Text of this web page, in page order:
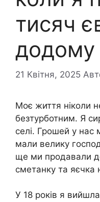
тисяч
додому
21 Квітня, 2025
Моє життя ніколи
безтурботним. Я
селі. Грошей у нас
мали велику
ще ми продавали
сметанку та яєчка
У 18 років я